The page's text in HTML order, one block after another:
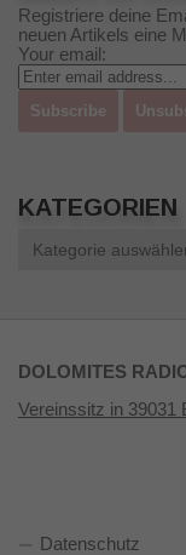
Registriere deine
neuen Artikels eine
Your email:
KATEGORIEN
DOLOMITES
Vereinssitz in 39031
Datenschutz